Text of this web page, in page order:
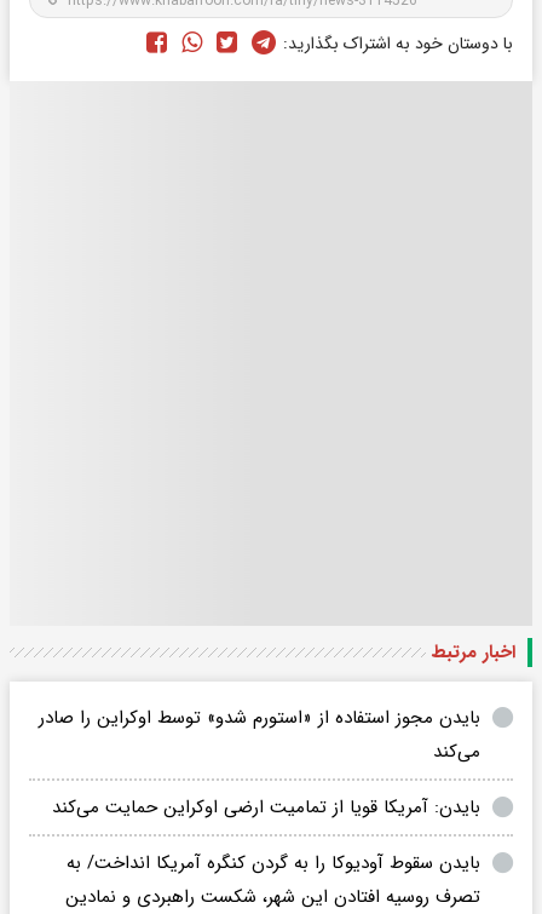
با دوستان خود به اشتراک بگذارید:
اخبار مرتبط
بایدن مجوز استفاده از «استورم شدو» توسط اوکراین را صادر
می‌کند
بایدن: آمریکا قویا از تمامیت ارضی اوکراین حمایت می‌کند
بایدن سقوط آودیوکا را به گردن کنگره آمریکا انداخت/ به
تصرف روسیه افتادن این شهر، شکست راهبردی و نمادین